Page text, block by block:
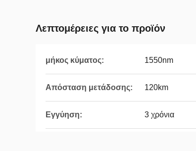
Λεπτομέρειες για το προϊόν
μήκος κύματος: 1550nm
Απόσταση μετάδοσης: 120km
Εγγύηση: 3 χρόνια